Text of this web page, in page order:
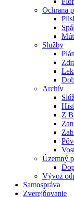
Ochrana
Služby
Archív
Z
Územný
Vývoz
Samospráva
Zverejňovanie